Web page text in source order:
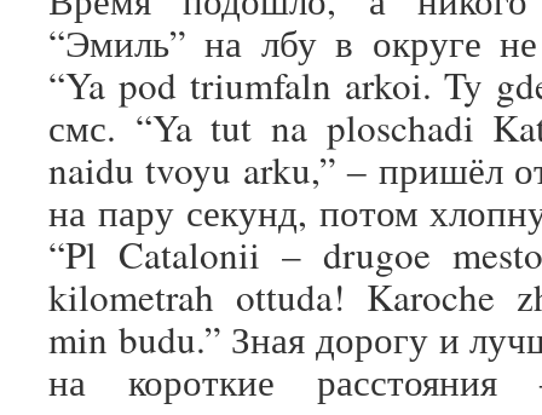
“Эмиль” на лбу в округе
“Ya pod triumfaln arkoi. Ty
смс. “Ya tut na ploschadi
naidu tvoyu arku,” ‒ пришёл
на пару секунд, потом
“Pl Catalonii – drugoe
kilometrah ottuda! Karoche
min budu.” Зная дорогу и
на короткие расстояния